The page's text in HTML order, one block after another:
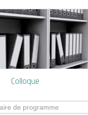
Colloque
de programme